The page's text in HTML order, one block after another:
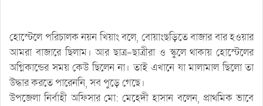
হোস্টেলে পরিচালক নয়ন খিয়াং বলে, বোয়াংছড়িতে বাজার বার হওয়ার
আমরা বাজারে ছিলাম। আর ছাত্র-ছাত্রীরা ও স্কুলে থাকায় হোস্টেলের
অগ্নিকান্ডের সময় কেউ ছিলেন না। তাই এখানে যা মালামাল ছিলো তা
উদ্ধার করতে পারেননি, সব পুড়ে গেছে।
উপজেলা নির্বাহী অফিসার মো: মেহেদী হাসান বলেন, প্রাথমিক ভাবে